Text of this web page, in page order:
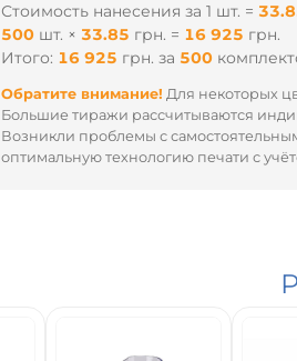
Стоимость нанесения за 1 шт. =
500 шт. × 33.85 грн. = 16 925 грн.
Итого: 16 925 грн. за 500
Обратите внимание! Для некоторых
Большие тиражи рассчитываются
Возникли проблемы с
оптимальную технологию печати с